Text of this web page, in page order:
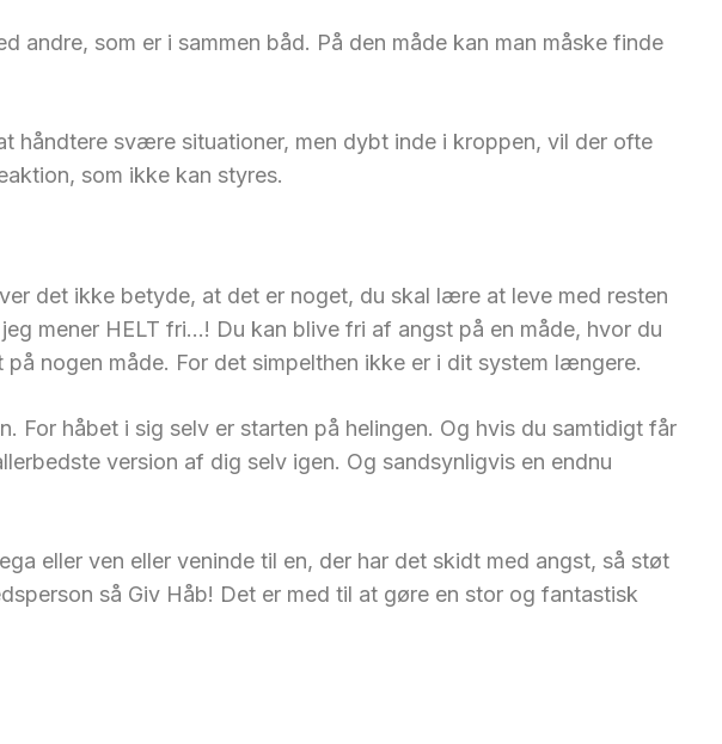
som er i sammen båd. På den måde kan man måske finde
håndtere svære situationer, men dybt inde i kroppen, vil der ofte
som ikke kan styres.
det ikke betyde, at det er noget, du skal lære at leve med resten
mener HELT fri…! Du kan blive fri af angst på en måde, hvor du
nogen måde. For det simpelthen ikke er i dit system længere.
håbet i sig selv er starten på helingen. Og hvis du samtidigt får
version af dig selv igen. Og sandsynligvis en endnu
eller ven eller veninde til en, der har det skidt med angst, så støt
så Giv Håb! Det er med til at gøre en stor og fantastisk